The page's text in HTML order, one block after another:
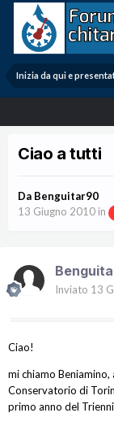
Inizia da qui e
Ciao a tutti
Da Benguitar90
13 Giugno 2010 in
Inviato 13
Ciao!
mi chiamo Beniamino,
Conservatorio di
primo anno del